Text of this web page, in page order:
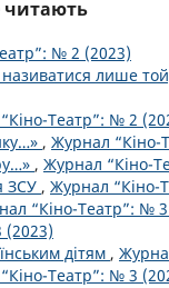
читають
№ 2 (2023)
лише
Театр”: № 2
, Журнал “Кіно-
, Журнал “Кіно-
ЗСУ , Журнал “Кіно-
“Кіно-Театр”: №
(2023)
дітям ,
Театр”: № 3